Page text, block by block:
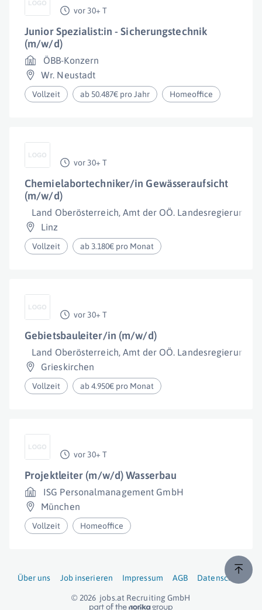
vor 30+ T
Junior Spezialist:in - Sicherungstechnik
(m/w/d)
ÖBB-Konzern
Wr. Neustadt
Vollzeit ab 50.487€ pro Jahr Homeoffice
vor 30+ T
Chemielabortechniker/in Gewässeraufsicht
(m/w/d)
Land Oberösterreich, Amt der OÖ. Landesregierung
Linz
Vollzeit ab 3.180€ pro Monat
vor 30+ T
Gebietsbauleiter/in (m/w/d)
Land Oberösterreich, Amt der OÖ. Landesregierung
Grieskirchen
Vollzeit ab 4.950€ pro Monat
vor 30+ T
Projektleiter (m/w/d) Wasserbau
ISG Personalmanagement GmbH
München
Vollzeit Homeoffice
Über uns Job inserieren Impressum AGB Datenschutz
© 2026 jobs.at Recruiting GmbH